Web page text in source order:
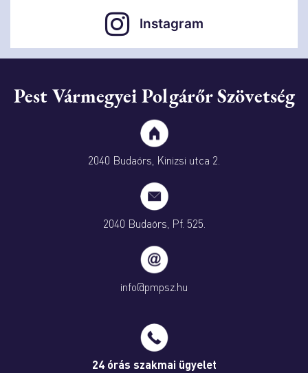
Instagram
Pest Vármegyei Polgárőr Szövetség
2040 Budaörs, Kinizsi utca 2.
2040 Budaörs, Pf. 525.
info@pmpsz.hu
24 órás szakmai ügyelet